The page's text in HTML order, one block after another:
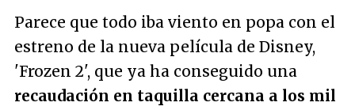
Parece que todo iba viento en popa con el
estreno de la nueva película de Disney,
'Frozen 2', que ya ha conseguido una
recaudación en taquilla cercana a los mil